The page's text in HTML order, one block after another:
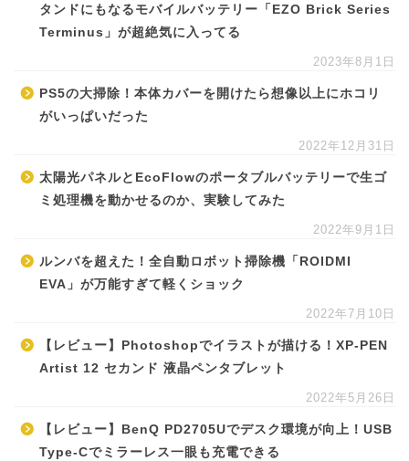
タンドにもなるモバイルバッテリー「EZO Brick Series
Terminus」が超絶気に入ってる
2023年8月1日
PS5の大掃除！本体カバーを開けたら想像以上にホコリ
がいっぱいだった
2022年12月31日
太陽光パネルとEcoFlowのポータブルバッテリーで生ゴ
ミ処理機を動かせるのか、実験してみた
2022年9月1日
ルンバを超えた！全自動ロボット掃除機「ROIDMI
EVA」が万能すぎて軽くショック
2022年7月10日
【レビュー】Photoshopでイラストが描ける！XP-PEN
Artist 12 セカンド 液晶ペンタブレット
2022年5月26日
【レビュー】BenQ PD2705Uでデスク環境が向上！USB
Type-Cでミラーレス一眼も充電できる